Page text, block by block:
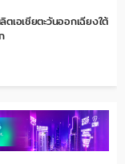
เอเชียตะวันออกเฉียงใต้